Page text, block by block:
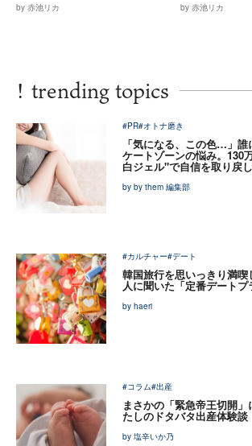
by 赤池リカ by 赤池リカ
! trending topics
#PR#オトナ磨き
「気になる、この色…」誰
ケートゾーンの悩み。130
白ジェル"で自信を取り戻
by by them 編集部
#カルチャー#デート
韓国旅行を思いっきり満
人に聞いた「定番デートプ
by haeri
#コラム#出産
まさかの「緊急帝王切開
たしのドタバタ出産体験談
by 塩辛いか乃